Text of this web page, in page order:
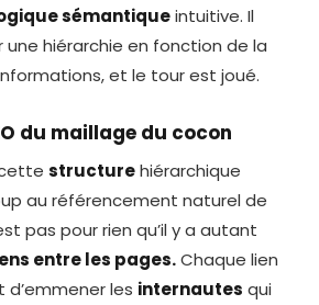
sémantiqueintuitive. Il
une hiérarchie en fonction de la
et le tour est joué.
du maillage du cocon
structurehiérarchique
au référencement naturel de
pas pour rien qu’il y a autant
entre les pages.Chaque lien
les internautes qui